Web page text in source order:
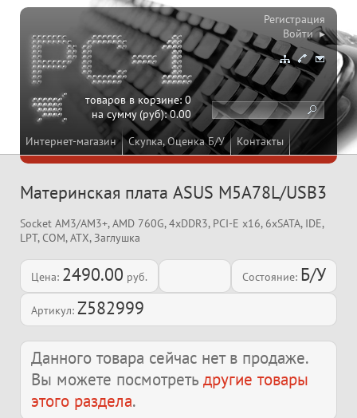
Интернет-магазин Скупка, Оценка Б/У Контакты
товаров в корзине:0
на сумму (руб):0.00
Регистрация
Войти ▸
Материнская плата ASUS M5A78L/USB3
Socket AM3/AM3+, AMD 760G, 4xDDR3, PCI-E x16, 6xSATA, IDE,
LPT, COM, ATX, Заглушка
Цена: 2490.00 руб. Состояние: Б/У
Артикул: Z582999
Данного товара сейчас нет в продаже.
Вы можете посмотреть другие товары
этого раздела.